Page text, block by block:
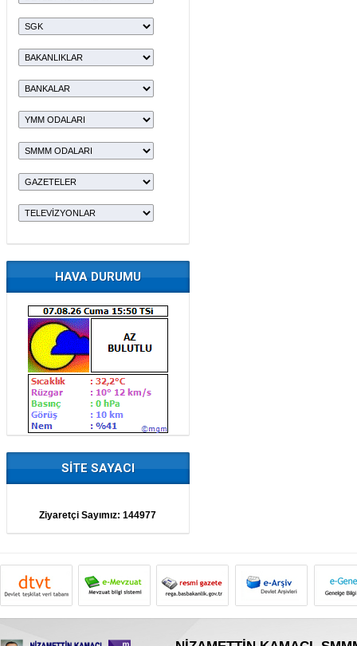
HAVA DURUMU
SİTE SAYACI
Ziyaretçi Sayımız:144977